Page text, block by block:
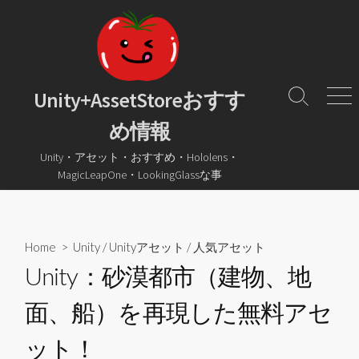
プ
Unity+AssetStoreおすす
め情報
Unity・アセット・おすすめ・Hololens・
MagicLeapOne・LookingGlassな事
検
メ
Home > Unity /Unityアセット / 人気アセット
Unity：砂漠都市（建物、地
面、船）を再現した無料アセ
ット！